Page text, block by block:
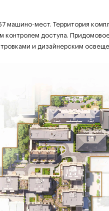
машино-мест. Территория
доступа.
и дизайнерским